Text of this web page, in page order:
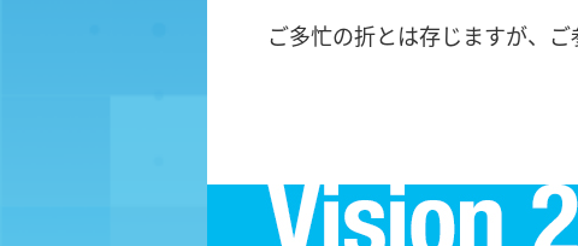
ご多忙の折とは存じますが、ご